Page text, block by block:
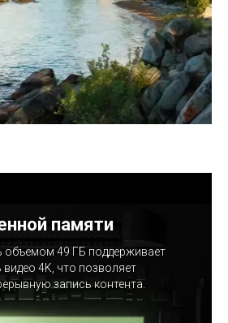
памяти
объемом 49 ГБ поддерживает
4K, что позволяет
запись контента.